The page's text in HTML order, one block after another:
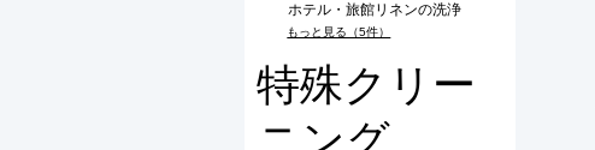
ホテル・旅館リネンの洗浄
もっと見る（5件）
特殊クリー
ニング